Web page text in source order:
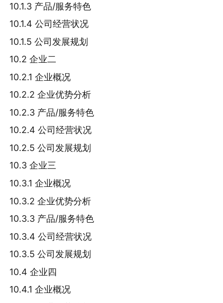
10.1.3 产品/服务特色
10.1.4 公司经营状况
10.1.5 公司发展规划
10.2 企业二
10.2.1 企业概况
10.2.2 企业优势分析
10.2.3 产品/服务特色
10.2.4 公司经营状况
10.2.5 公司发展规划
10.3 企业三
10.3.1 企业概况
10.3.2 企业优势分析
10.3.3 产品/服务特色
10.3.4 公司经营状况
10.3.5 公司发展规划
10.4 企业四
10.4.1 企业概况